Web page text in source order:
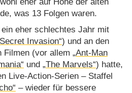
eher auf Höhe der alten
was 13 Folgen waren.
eher schlechtes Jahr mit
Invasion“) und an den
Filmen (vor allem „Ant-Man
und „The Marvels“) hatte,
Live-Action-Serien – Staffel
– wieder für bessere